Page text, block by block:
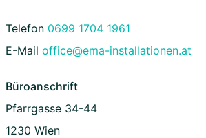
Telefon 0699 1704 1961
E-Mail office@ema-installationen.at
Büroanschrift
Pfarrgasse 34-44
1230 Wien